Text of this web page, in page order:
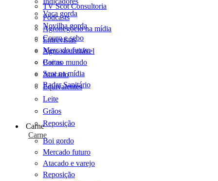
TV Scot Consultoria
Podcasts
Agronegócio na mídia
Entrevistas
Agro sustentável
Cartas
Scot na mídia
Radar Sanitário
Vaca gorda
Novilha gorda
Couro e sebo
Mercado futuro
Boi no mundo
Atacado
Equivalentes
Leite
Grãos
Reposição
Carne
Carne
Boi gordo
Mercado futuro
Atacado e varejo
Reposição